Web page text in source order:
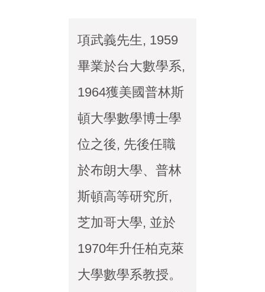
項武義先生, 1959
畢業於台大數學系,
1964獲美國普林斯
頓大學數學博士學
位之後, 先後任職
於布朗大學、普林
斯頓高等研究所,
芝加哥大學, 並於
1970年升任柏克萊
大學數學系教授。